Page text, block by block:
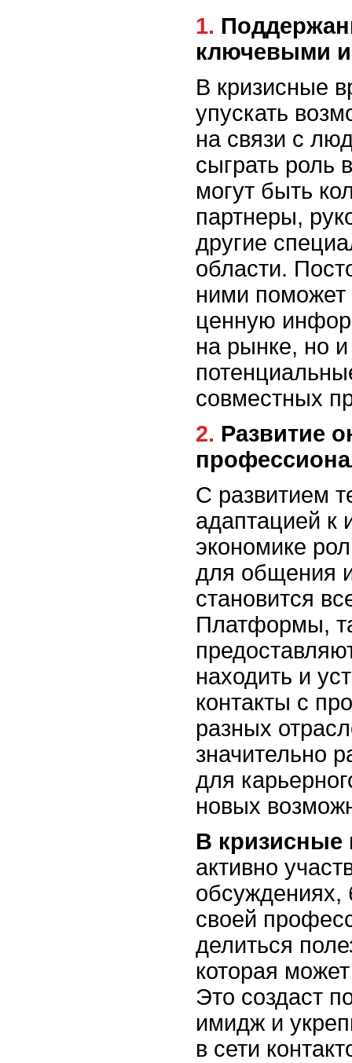
1. Поддержание контактов с
ключевыми
В кризисные
упускать
на связи с
сыграть роль
могут быть
партнеры,
другие
области.
ними поможет
ценную
на рынке, но
совместных
2. Развитие онлайн-общения и
С развитием
адаптацией к
экономике
для общения
становится
Платформы,
находить и
контакты с
разных
значительно
для
новых
В
активно
своей
делиться
которая
Это создаст
имидж и
в сети